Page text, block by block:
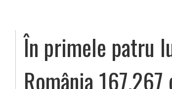
În primele patru
România